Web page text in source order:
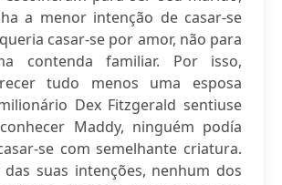
a menor intenção de casar-se
casar-se por amor, não para
contenda familiar. Por isso,
tudo menos uma esposa
Dex Fitzgerald sentiuse
Maddy, ninguém podía
se com semelhante criatura.
das suas intenções, nenhum dos